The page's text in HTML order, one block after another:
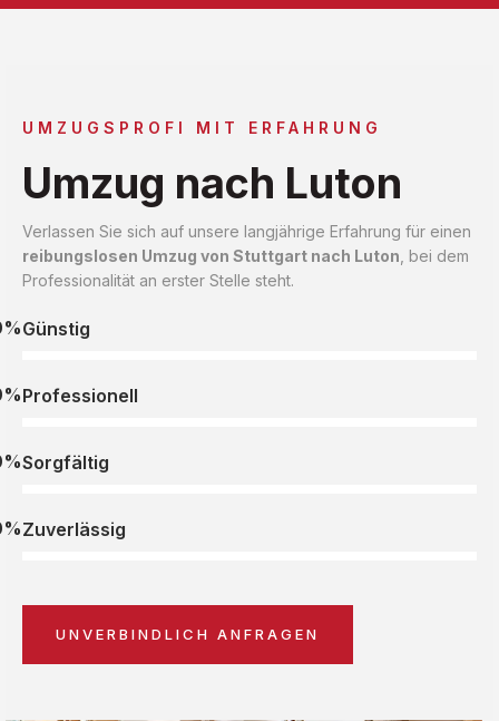
UMZUGSPROFI MIT ERFAHRUNG
Umzug nach Luton
Verlassen Sie sich auf unsere langjährige Erfahrung für einen
reibungslosen Umzug von Stuttgart nach Luton , bei dem
Professionalität an erster Stelle steht.
Günstig
Professionell
Sorgfältig
Zuverlässig
UNVERBINDLICH ANFRAGEN